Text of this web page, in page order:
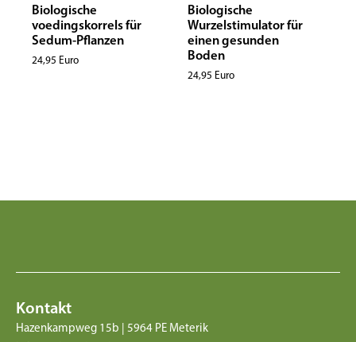
Biologische
voedingskorrels für
Sedum-Pflanzen
24,95 Euro
Biologische
Wurzelstimulator für
einen gesunden
Boden
24,95 Euro
Kontakt
Hazenkampweg 15b | 5964 PE Meterik